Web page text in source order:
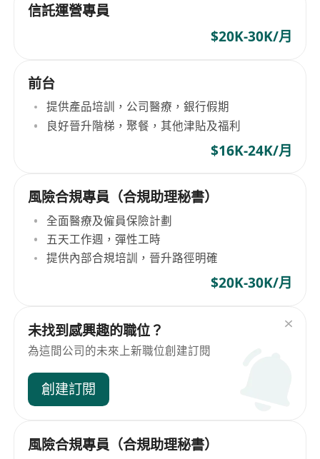
信託運營專員
$20K-30K/月
前台
提供產品培訓，公司醫療，銀行假期
良好晉升階梯，聚餐，其他津貼及福利
$16K-24K/月
風險合規專員（合規助理秘書）
全面醫療及僱員保險計劃
五天工作週，彈性工時
提供內部合規培訓，晉升路徑明確
$20K-30K/月
未找到感興趣的職位？
為這間公司的未來上新職位創建訂閱
創建訂閱
風險合規專員（合規助理秘書）